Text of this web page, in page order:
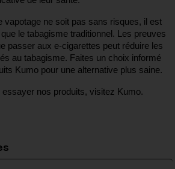
vapotage ne soit pas sans risques, il est
le tabagisme traditionnel. Les preuves
passer aux e-cigarettes peut réduire les
au tabagisme. Faites un choix informé
Kumo pour une alternative plus saine.
nos produits, visitez Kumo.